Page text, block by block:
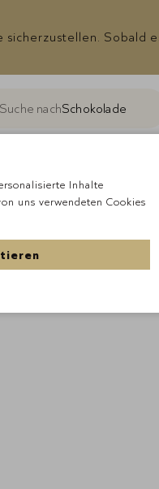
Sobald
Suche nachSchokolade
Inhalte
uns verwendeten Cookies